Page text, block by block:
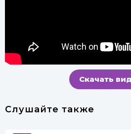
Скачать
Слушайте также